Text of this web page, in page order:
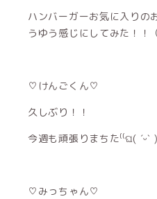
ハンバーガーお気に入りの
うゆう感じにしてみた！！
♡けんごくん♡
久しぶり！！
今週も頑張りまちた⁽⁽ଘ( ˊᵕˋ
♡みっちゃん♡